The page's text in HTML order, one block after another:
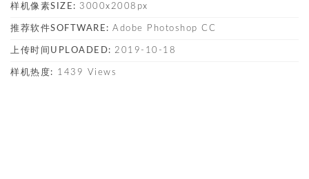
样机像素SIZE: 3000x2008px
推荐软件SOFTWARE: Adobe Photoshop CC
上传时间UPLOADED: 2019-10-18
样机热度: 1439 Views